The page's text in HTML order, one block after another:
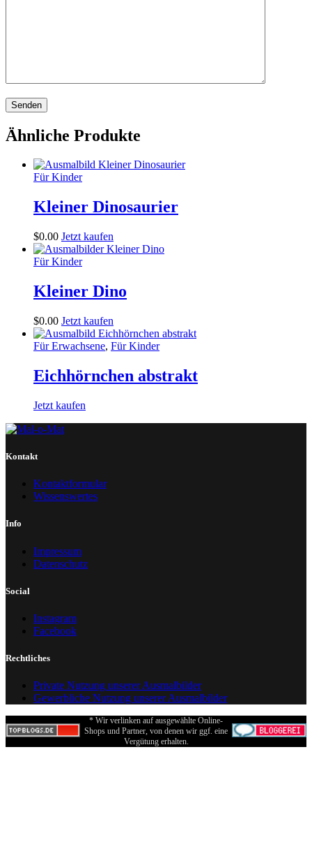
Ähnliche Produkte
Für Kinder
Kleiner Dinosaurier
$0.00 Jetzt kaufen
Für Kinder
Kleiner Dino
$0.00 Jetzt kaufen
Für Erwachsene, Für Kinder
Eichhörnchen abstrakt
Jetzt kaufen
Kontakt
Kontaktformular
Wissenswertes
Info
Impressum
Datenschutz
Social
Instagram
Facebook
Rechtliches
Private Nutzung unserer Ausmalbilder
Gewerbliche Nutzung unserer Ausmalbilder
* Wir verlinken auf ausgewählte Online-
Shops und Partner, von denen wir ggf. eine
Vergütung erhalten.